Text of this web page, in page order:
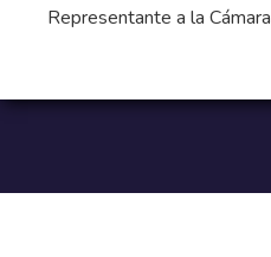
Representante a la Cámara